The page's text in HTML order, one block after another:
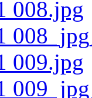
008.jpg
009.jpg